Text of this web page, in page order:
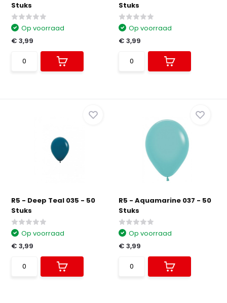
Stuks
Op voorraad
€ 3,99
Stuks
Op voorraad
€ 3,99
R5 - Deep Teal 035 - 50
Stuks
Op voorraad
€ 3,99
R5 - Aquamarine 037 - 50
Stuks
Op voorraad
€ 3,99